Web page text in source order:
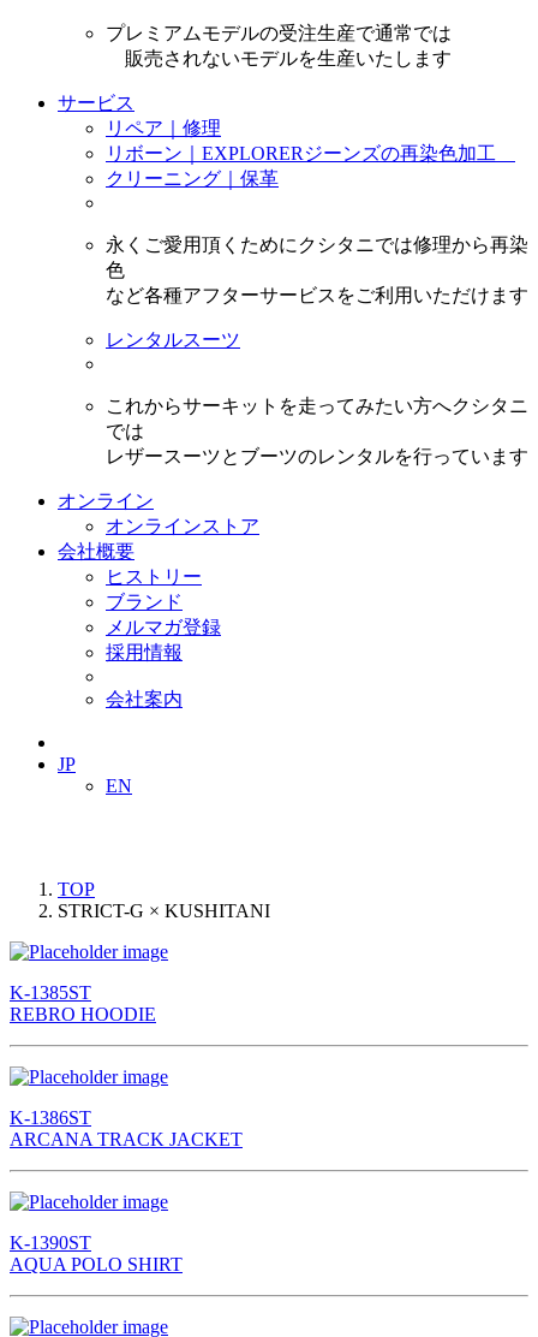
プレミアムモデルの受注生産で通常では
販売されないモデルを生産いたします
サービス
リペア｜修理
リボーン｜EXPLORERジーンズの再染色加工
クリーニング｜保革
永くご愛用頂くためにクシタニでは修理から再染
色
など各種アフターサービスをご利用いただけます
レンタルスーツ
これからサーキットを走ってみたい方へクシタニ
では
レザースーツとブーツのレンタルを行っています
オンライン
オンラインストア
会社概要
ヒストリー
ブランド
メルマガ登録
採用情報
会社案内
JP
EN
TOP
STRICT-G × KUSHITANI
K-1385ST
REBRO HOODIE
K-1386ST
ARCANA TRACK JACKET
K-1390ST
AQUA POLO SHIRT